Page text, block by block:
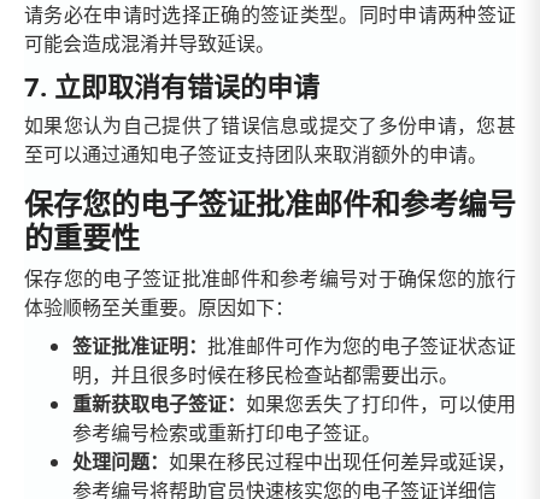
请务必在申请时选择正确的签证类型。同时申请两种签证
可能会造成混淆并导致延误。
7. 立即取消有错误的申请
如果您认为自己提供了错误信息或提交了多份申请，您甚
至可以通过通知电子签证支持团队来取消额外的申请。
保存您的电子签证批准邮件和参考编号
的重要性
保存您的电子签证批准邮件和参考编号对于确保您的旅行
体验顺畅至关重要。原因如下：
签证批准证明： 批准邮件可作为您的电子签证状态证
明，并且很多时候在移民检查站都需要出示。
重新获取电子签证： 如果您丢失了打印件，可以使用
参考编号检索或重新打印电子签证。
处理问题： 如果在移民过程中出现任何差异或延误，
参考编号将帮助官员快速核实您的电子签证详细信